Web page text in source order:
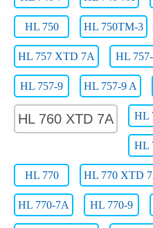
HL 750 HL 750TM-3
HL 757 XTD 7A HL
HL 757-9 HL 757-9 A
HL 760 XTD 7A HL
HL
HL 770 HL 770 XTD
HL 770-7A HL 770-9